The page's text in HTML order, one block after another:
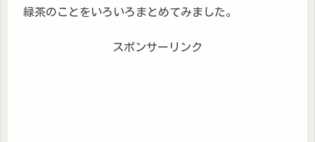
緑茶のことをいろいろまとめてみました。
スポンサーリンク